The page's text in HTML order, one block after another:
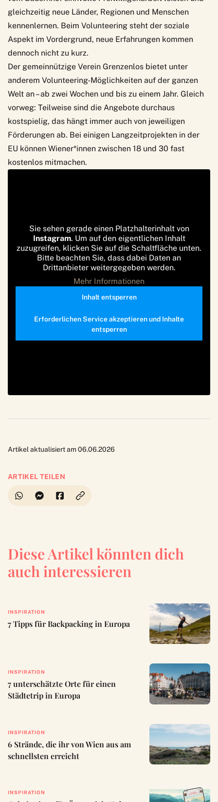
gleichzeitig neue Länder, Regionen und Menschen
kennenlernen. Beim Volunteering steht der soziale
Aspekt im Vordergrund, neue Erfahrungen kommen
dennoch nicht zu kurz.
Der gemeinnützige Verein Grenzenlos bietet unter
anderem Volunteering-Möglichkeiten auf der ganzen
Welt an – ab zwei Wochen und bis zu einem Jahr. Gleich
vorweg: Teilweise sind die Angebote durchaus
kostspielig, das hängt immer auch von jeweiligen
Förderungen ab. Bei einigen Langzeitprojekten in der
EU können Wiener*innen zwischen 18 und 30 fast
kostenlos mitmachen.
Sie sehen gerade einen Platzhalterinhalt von
Instagram. Um auf den eigentlichen Inhalt
zuzugreifen, klicken Sie auf die Schaltfläche unten.
Bitte beachten Sie, dass dabei Daten an
Drittanbieter weitergegeben werden.
Mehr Informationen
Inhalt entsperren
Erforderlichen Service akzeptieren und Inhalte
entsperren
Artikel aktualisiert am 06.06.2026
ARTIKEL TEILEN
Diese Artikel könnten dich
auch interessieren
INSPIRATION
7 Tipps für Backpacking in Europa
INSPIRATION
7 unterschätzte Orte für einen
Städtetrip in Europa
INSPIRATION
6 Strände, die ihr von Wien aus am
schnellsten erreicht
INSPIRATION